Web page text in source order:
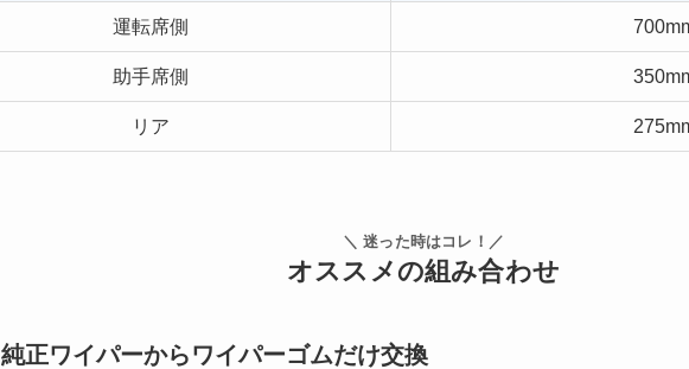
運転席側
助手席側
リア
＼ 迷った時はコレ！／
オススメの組み合わせ
純正ワイパーからワイパーゴムだけ交換